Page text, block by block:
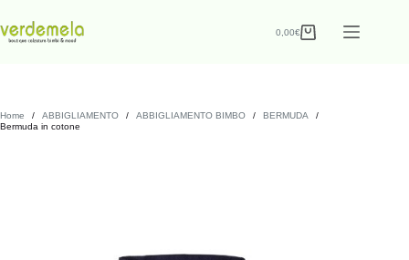
0,00€
Home / ABBIGLIAMENTO / ABBIGLIAMENTO BIMBO / BERMUDA
/
Bermuda in cotone